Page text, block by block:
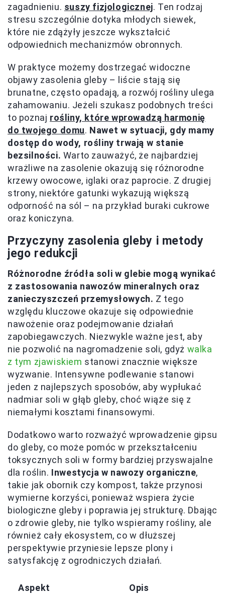
zagadnieniu. suszy fizjologicznej. Ten rodzaj
stresu szczególnie dotyka młodych siewek,
które nie zdążyły jeszcze wykształcić
odpowiednich mechanizmów obronnych.
W praktyce możemy dostrzegać widoczne
objawy zasolenia gleby – liście stają się
brunatne, często opadają, a rozwój rośliny ulega
zahamowaniu. Jeżeli szukasz podobnych treści
to poznaj rośliny, które wprowadzą harmonię
do twojego domu. Nawet w sytuacji, gdy mamy
dostęp do wody, rośliny trwają w stanie
bezsilności. Warto zauważyć, że najbardziej
wrażliwe na zasolenie okazują się różnorodne
krzewy owocowe, iglaki oraz paprocie. Z drugiej
strony, niektóre gatunki wykazują większą
odporność na sól – na przykład buraki cukrowe
oraz koniczyna.
Przyczyny zasolenia gleby i metody
jego redukcji
Różnorodne źródła soli w glebie mogą wynikać
z zastosowania nawozów mineralnych oraz
zanieczyszczeń przemysłowych. Z tego
względu kluczowe okazuje się odpowiednie
nawożenie oraz podejmowanie działań
zapobiegawczych. Niezwykle ważne jest, aby
nie pozwolić na nagromadzenie soli, gdyż walka
z tym zjawiskiem stanowi znacznie większe
wyzwanie. Intensywne podlewanie stanowi
jeden z najlepszych sposobów, aby wypłukać
nadmiar soli w głąb gleby, choć wiąże się z
niemałymi kosztami finansowymi.
Dodatkowo warto rozważyć wprowadzenie gipsu
do gleby, co może pomóc w przekształceniu
toksycznych soli w formy bardziej przyswajalne
dla roślin. Inwestycja w nawozy organiczne,
takie jak obornik czy kompost, także przynosi
wymierne korzyści, ponieważ wspiera życie
biologiczne gleby i poprawia jej strukturę. Dbając
o zdrowie gleby, nie tylko wspieramy rośliny, ale
również cały ekosystem, co w dłuższej
perspektywie przyniesie lepsze plony i
satysfakcję z ogrodniczych działań.
Aspekt Opis